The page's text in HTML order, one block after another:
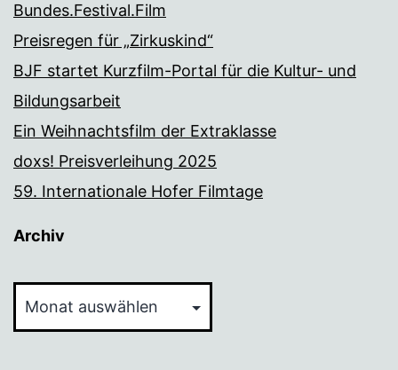
Bundes.Festival.Film
Preisregen für „Zirkuskind“
BJF startet Kurzfilm-Portal für die Kultur- und
Bildungsarbeit
Ein Weihnachtsfilm der Extraklasse
doxs! Preisverleihung 2025
59. Internationale Hofer Filmtage
Archiv